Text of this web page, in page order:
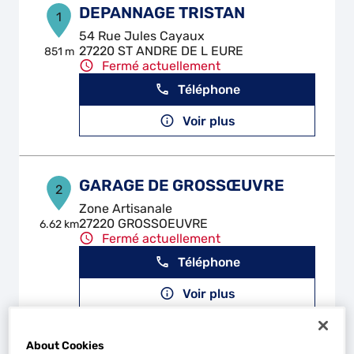
1
851 m
DEPANNAGE TRISTAN
54 Rue Jules Cayaux
27220 ST ANDRE DE L EURE
Fermé actuellement
Téléphone
Voir plus
2
6.62 km
GARAGE DE GROSSŒUVRE
Zone Artisanale
27220 GROSSOEUVRE
Fermé actuellement
Téléphone
Voir plus
About Cookies